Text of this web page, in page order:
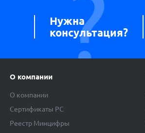
Нужна
консультация?
О компании
О компании
Сертификаты РС
Реестр Минцифры